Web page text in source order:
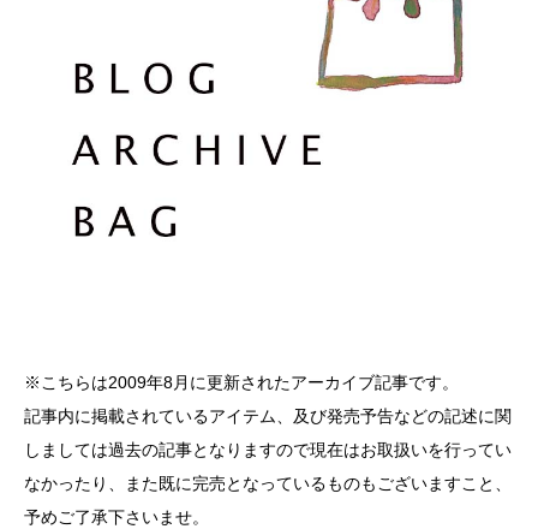
※こちらは2009年8月に更新されたアーカイブ記事です。
記事内に掲載されているアイテム、及び発売予告などの記述に関
しましては過去の記事となりますので現在はお取扱いを行ってい
なかったり、また既に完売となっているものもございますこと、
予めご了承下さいませ。